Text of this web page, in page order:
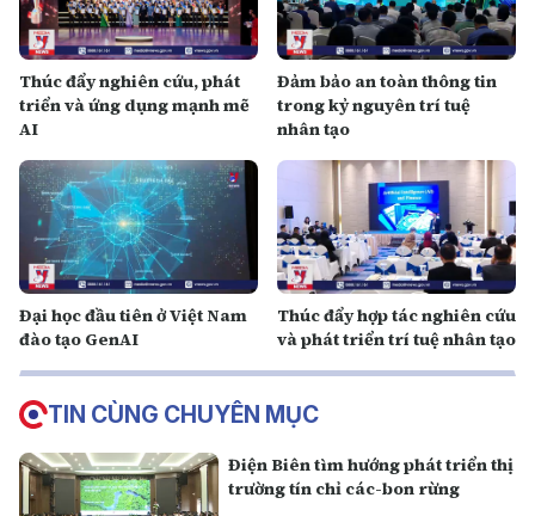
Thúc đẩy nghiên cứu, phát
triển và ứng dụng mạnh mẽ
AI
Đảm bảo an toàn thông tin
trong kỷ nguyên trí tuệ
nhân tạo
Đại học đầu tiên ở Việt Nam
đào tạo GenAI
Thúc đẩy hợp tác nghiên cứu
và phát triển trí tuệ nhân tạo
TIN CÙNG CHUYÊN MỤC
Điện Biên tìm hướng phát triển thị
trường tín chỉ các-bon rừng